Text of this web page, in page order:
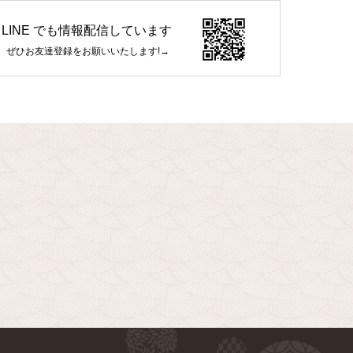
LINE でも情報配信しています
ぜひお友達登録をお願いいたします!→